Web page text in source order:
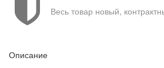
Весь товар новый,
Описание